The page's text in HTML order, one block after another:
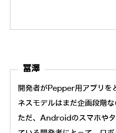
冨澤
開発者がPepper用アプリを
ネスモデルはまだ企画段階な
ただ、Androidのスマホや